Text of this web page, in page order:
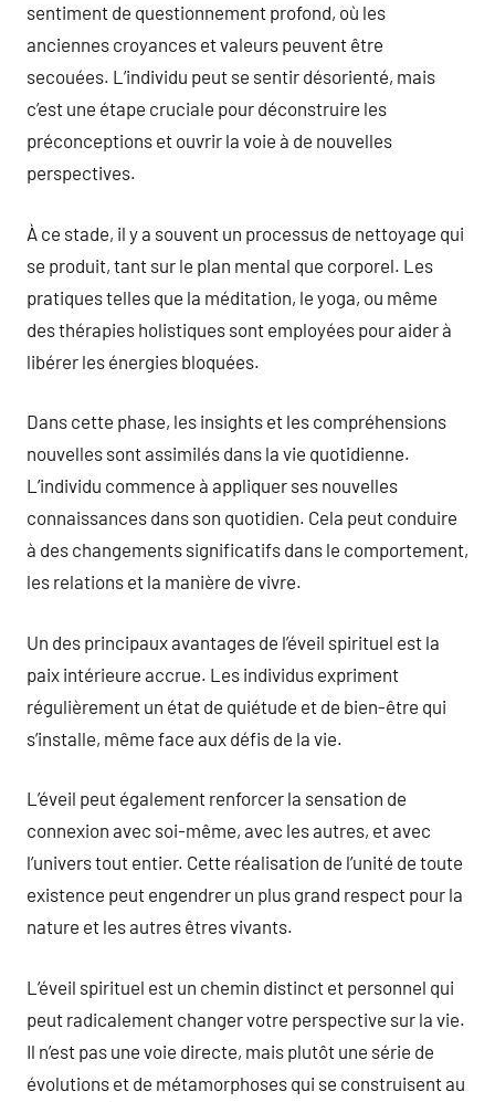
sentiment de questionnement profond, où les
anciennes croyances et valeurs peuvent être
secouées. L’individu peut se sentir désorienté, mais
c’est une étape cruciale pour déconstruire les
préconceptions et ouvrir la voie à de nouvelles
perspectives.
À ce stade, il y a souvent un processus de nettoyage qui
se produit, tant sur le plan mental que corporel. Les
pratiques telles que la méditation, le yoga, ou même
des thérapies holistiques sont employées pour aider à
libérer les énergies bloquées.
Dans cette phase, les insights et les compréhensions
nouvelles sont assimilés dans la vie quotidienne.
L’individu commence à appliquer ses nouvelles
connaissances dans son quotidien. Cela peut conduire
à des changements significatifs dans le comportement,
les relations et la manière de vivre.
Un des principaux avantages de l’éveil spirituel est la
paix intérieure accrue. Les individus expriment
régulièrement un état de quiétude et de bien-être qui
s’installe, même face aux défis de la vie.
L’éveil peut également renforcer la sensation de
connexion avec soi-même, avec les autres, et avec
l’univers tout entier. Cette réalisation de l’unité de toute
existence peut engendrer un plus grand respect pour la
nature et les autres êtres vivants.
L’éveil spirituel est un chemin distinct et personnel qui
peut radicalement changer votre perspective sur la vie.
Il n’est pas une voie directe, mais plutôt une série de
évolutions et de métamorphoses qui se construisent au